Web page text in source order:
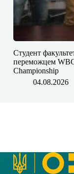
Студент
переможцем
Championship
04.08.2026